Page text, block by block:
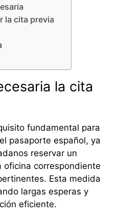
la cita previa
la cita
fundamental para
pasaporte español, ya
reservar un
oficina correspondiente
Esta medida
largas esperas y
eficiente.